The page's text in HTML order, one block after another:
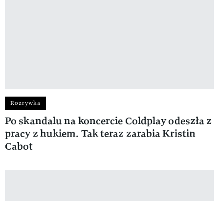
Rozrywka
Po skandalu na koncercie Coldplay odeszła z
pracy z hukiem. Tak teraz zarabia Kristin
Cabot